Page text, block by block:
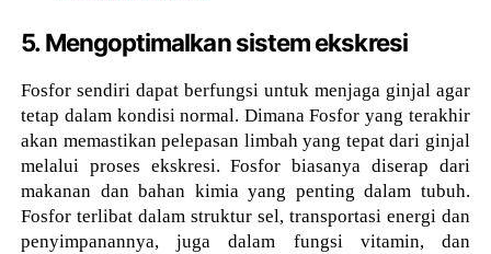
5. Mengoptimalkan sistem ekskresi
Fosfor sendiri dapat berfungsi untuk menjaga ginjal agar
tetap dalam kondisi normal. Dimana Fosfor yang terakhir
akan memastikan pelepasan limbah yang tepat dari ginjal
melalui proses ekskresi. Fosfor biasanya diserap dari
makanan dan bahan kimia yang penting dalam tubuh.
Fosfor terlibat dalam struktur sel, transportasi energi dan
penyimpanannya, juga dalam fungsi vitamin, dan